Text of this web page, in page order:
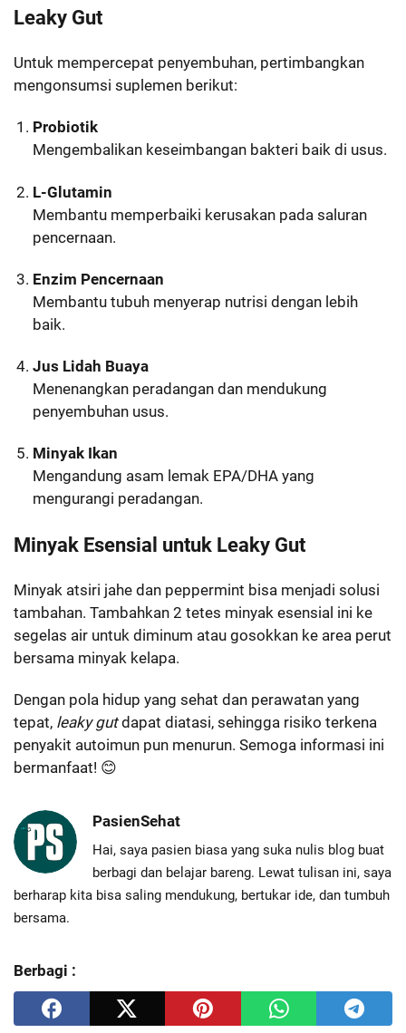
Leaky Gut
Untuk mempercepat penyembuhan, pertimbangkan
mengonsumsi suplemen berikut:
Probiotik
Mengembalikan keseimbangan bakteri baik di usus.
L-Glutamin
Membantu memperbaiki kerusakan pada saluran
pencernaan.
Enzim Pencernaan
Membantu tubuh menyerap nutrisi dengan lebih
baik.
Jus Lidah Buaya
Menenangkan peradangan dan mendukung
penyembuhan usus.
Minyak Ikan
Mengandung asam lemak EPA/DHA yang
mengurangi peradangan.
Minyak Esensial untuk Leaky Gut
Minyak atsiri jahe dan peppermint bisa menjadi solusi
tambahan. Tambahkan 2 tetes minyak esensial ini ke
segelas air untuk diminum atau gosokkan ke area perut
bersama minyak kelapa.
Dengan pola hidup yang sehat dan perawatan yang
tepat, leaky gutdapat diatasi, sehingga risiko terkena
penyakit autoimun pun menurun. Semoga informasi ini
bermanfaat! 😊
PasienSehat
Hai, saya pasien biasa yang suka nulis blog buat
berbagi dan belajar bareng. Lewat tulisan ini, saya
berharap kita bisa saling mendukung, bertukar ide, dan tumbuh
bersama.
Berbagi :